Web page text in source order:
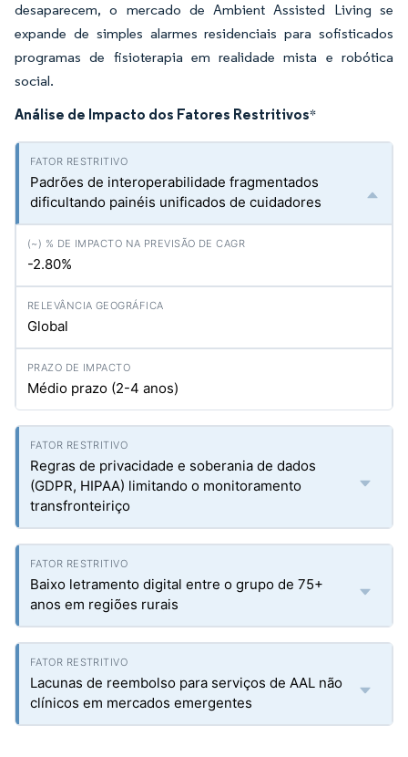
desaparecem, o mercado de Ambient Assisted Living se
expande de simples alarmes residenciais para sofisticados
programas de fisioterapia em realidade mista e robótica
social.
Análise de Impacto dos Fatores Restritivos*
Padrões de interoperabilidade fragmentados
dificultando painéis unificados de cuidadores
-2.80%
Global
Médio prazo (2-4 anos)
Regras de privacidade e soberania de dados
(GDPR, HIPAA) limitando o monitoramento
transfronteiriço
Baixo letramento digital entre o grupo de 75+
anos em regiões rurais
Lacunas de reembolso para serviços de AAL não
clínicos em mercados emergentes